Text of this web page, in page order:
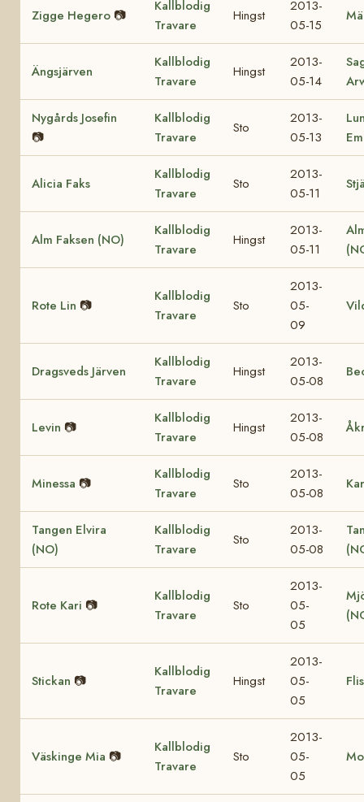
Zigge Hegero 📷
Kallblodig
Travare
Hingst
2013-
05-15
Ängsjärven
Kallblodig
Travare
Hingst
2013-
05-14
Nygårds Josefin
📷
Kallblodig
Travare
Sto
2013-
05-13
Alicia Faks
Kallblodig
Travare
Sto
2013-
05-11
Alm Faksen (NO)
Kallblodig
Travare
Hingst
2013-
05-11
Rote Lin 📷
Kallblodig
Travare
Sto
2013-
05-
09
Dragsveds Järven
Kallblodig
Travare
Hingst
2013-
05-08
Levin 📷
Kallblodig
Travare
Hingst
2013-
05-08
Minessa 📷
Kallblodig
Travare
Sto
2013-
05-08
Tangen Elvira
(NO)
Kallblodig
Travare
Sto
2013-
05-08
Rote Kari 📷
Kallblodig
Travare
Sto
2013-
05-
05
Stickan 📷
Kallblodig
Travare
Hingst
2013-
05-
05
Väskinge Mia 📷
Kallblodig
Travare
Sto
2013-
05-
05